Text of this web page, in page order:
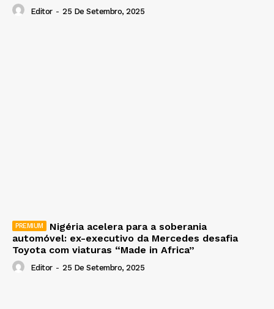
Editor - 25 De Setembro, 2025
Nigéria acelera para a soberania
automóvel: ex-executivo da Mercedes desafia
Toyota com viaturas “Made in Africa”
Editor - 25 De Setembro, 2025